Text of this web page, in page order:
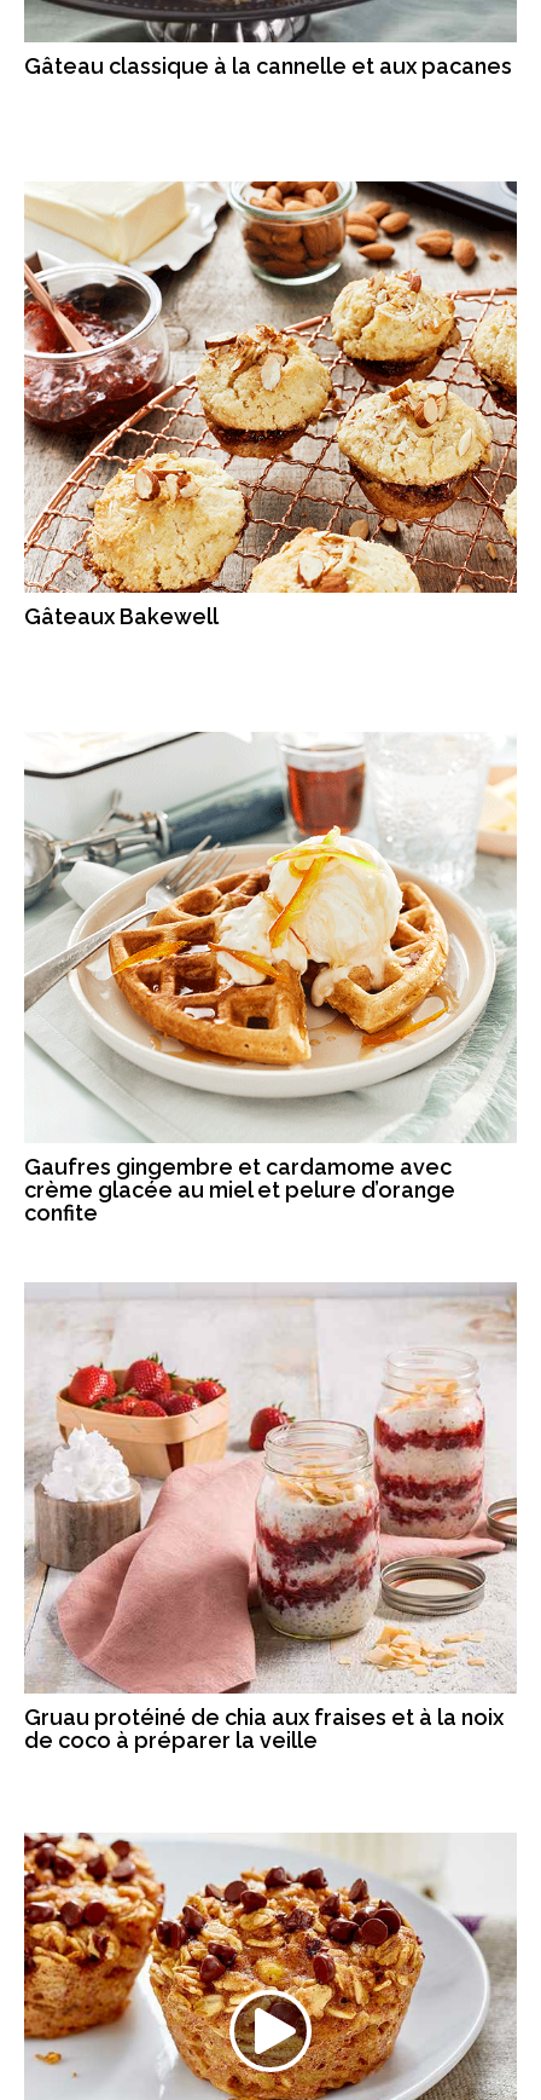
Gâteau classique à la cannelle et aux pacanes
Gâteaux Bakewell
Gaufres gingembre et cardamome avec
crème glacée au miel et pelure d’orange
confite
Gruau protéiné de chia aux fraises et à la noix
de coco à préparer la veille